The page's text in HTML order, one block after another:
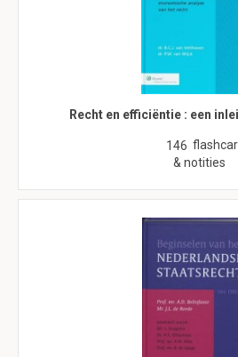
Recht en efficiëntie : een
146
& notities